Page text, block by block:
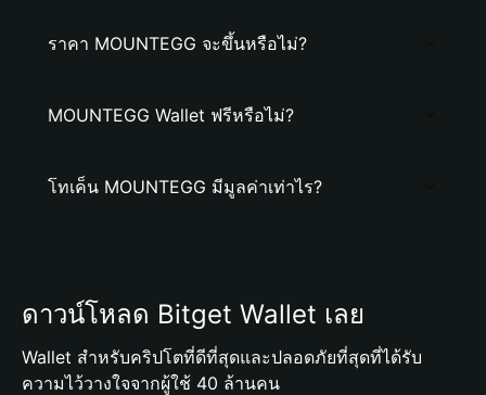
ราคา MOUNTEGG จะขึ้นหรือไม่?
MOUNTEGG Wallet ฟรีหรือไม่?
โทเค็น MOUNTEGG มีมูลค่าเท่าไร?
ดาวน์โหลด Bitget Wallet เลย
Wallet สำหรับคริปโตที่ดีที่สุดและปลอดภัยที่สุดที่ได้รับ
ความไว้วางใจจากผู้ใช้ 40 ล้านคน